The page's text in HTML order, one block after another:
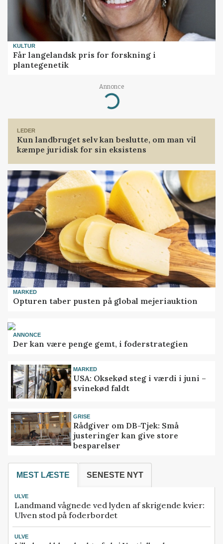
KULTUR
Får langelandsk pris for forskning i
plantegenetik
Annonce
Loading...
LEDER
Kun landbruget selv kan beslutte, om man vil
kæmpe juridisk for sin eksistens
MARKED
Opturen taber pusten på global mejeriauktion
ANNONCE
Der kan være penge gemt, i foderstrategien
MARKED
USA: Oksekød steg i værdi i juni –
svinekød faldt
GRISE
Rådgiver om DB-Tjek: Små
justeringer kan give store
besparelser
MEST LÆSTE SENESTE NYT
ULVE
Landmand vågnede ved lyden af skrigende kvier:
Ulven stod på foderbordet
ULVE